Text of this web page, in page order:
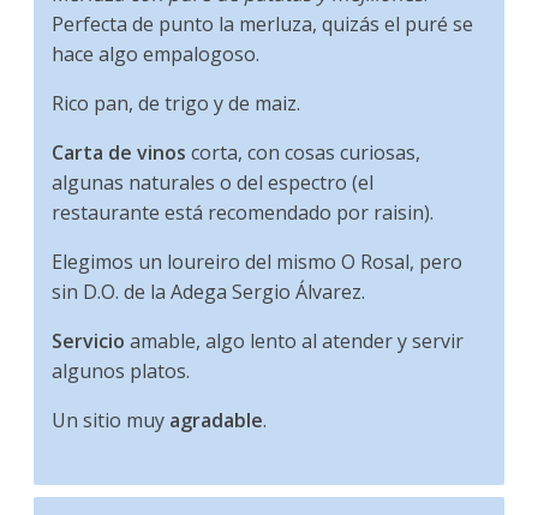
Perfecta de punto la merluza, quizás el puré se
hace algo empalogoso.
Rico pan, de trigo y de maiz.
Carta de vinos corta, con cosas curiosas,
algunas naturales o del espectro (el
restaurante está recomendado por raisin).
Elegimos un loureiro del mismo O Rosal, pero
sin D.O. de la Adega Sergio Álvarez.
Servicio amable, algo lento al atender y servir
algunos platos.
Un sitio muy agradable.